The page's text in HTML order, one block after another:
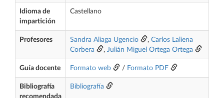
Idioma de
impartición
Castellano
Profesores Sandra Aliaga Ugencio , Carlos Laliena
Corbera
, Julián Miguel Ortega Ortega
Guía docente Formato web / Formato PDF
Bibliografía
recomendada
Bibliografía